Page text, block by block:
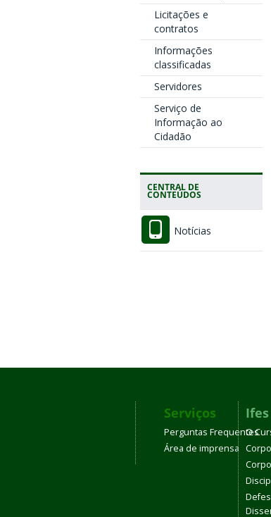
Licitações e
contratos
Informações
classificadas
Servidores
Serviço de
Informação ao
Cidadão
CENTRAL DE
CONTEÚDOS
Notícias
Serviços
Perguntas Frequentes
Área de imprensa
Ifes
O